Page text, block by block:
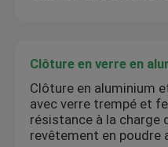
Clôture en verre en
Clôture en aluminium
avec verre trempé et
résistance à la charge
revêtement en poudre